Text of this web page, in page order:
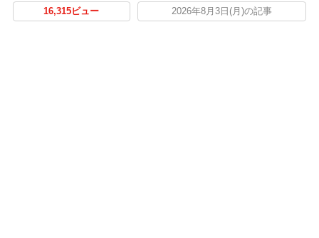
16,315ビュー 2026年8月3日(月)の記事